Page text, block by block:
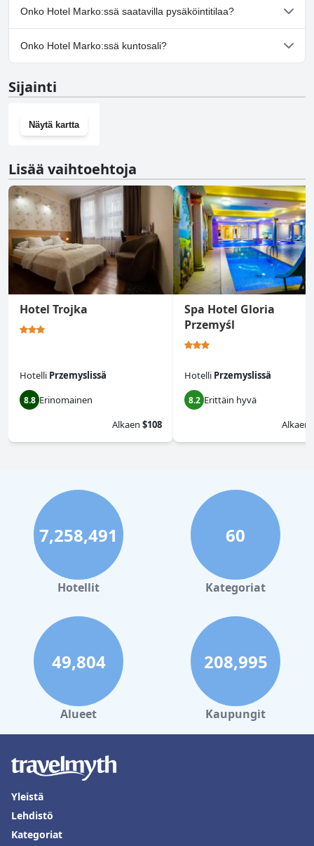
Kyllä, Hotel Marko toivottaa koirat tervetulleiksi.
Onko Hotel Marko:ssä saatavilla pysäköintitilaa?
Kyllä, Hotel Marko tarjoaa pysäköintimahdollisuuden.
Onko Hotel Marko:ssä kuntosali?
Sijainti
Näytä kartta
Lisää vaihtoehtoja
Hotel Trojka
Hotelli Przemyslissä
8.8 Erinomainen
Alkaen $108
Spa Hotel Gloria
Przemyśl
Hotelli Przemyslissä
8.2 Erittäin hyvä
Alkaen
7,258,491
Hotellit
60
Kategoriat
49,804
Alueet
208,995
Kaupungit
Yleistä
Lehdistö
Kategoriat